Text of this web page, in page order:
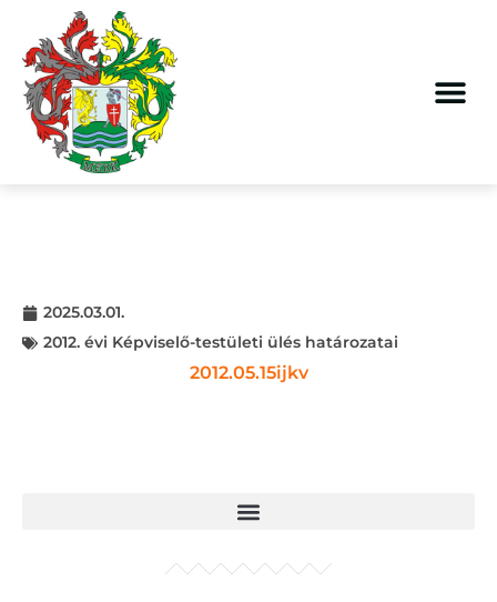
2025.03.01.
2012. évi Képviselő-testületi ülés határozatai
2012.05.15ijkv